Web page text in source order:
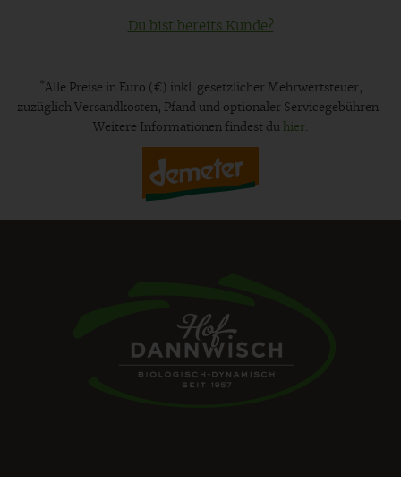
Du bist bereits Kunde?
*Alle Preise in Euro (€) inkl. gesetzlicher Mehrwertsteuer,
zuzüglich Versandkosten, Pfand und optionaler Servicegebühren.
Weitere Informationen findest du hier.